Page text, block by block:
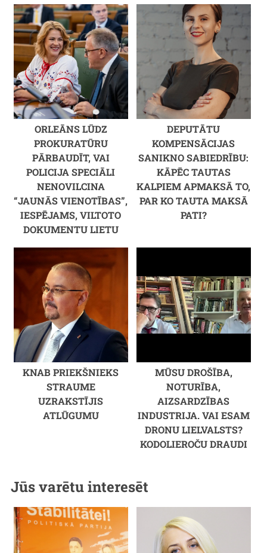
ORLEĀNS LŪDZ
PROKURATŪRU
PĀRBAUDĪT, VAI
POLICIJA SPECIĀLI
NENOVILCINA
“JAUNĀS VIENOTĪBAS”,
IESPĒJAMS, VILTOTO
DOKUMENTU LIETU
DEPUTĀTU
KOMPENSĀCIJAS
SANIKNO SABIEDRĪBU:
KĀPĒC TAUTAS
KALPIEM APMAKSĀ TO,
PAR KO TAUTA MAKSĀ
PATI?
KNAB PRIEKŠNIEKS
STRAUME
UZRAKSTĪJIS
ATLŪGUMU
MŪSU DROŠĪBA,
NOTURĪBA,
AIZSARDZĪBAS
INDUSTRIJA. VAI ESAM
DRONU LIELVALSTS?
KODOLIEROČU DRAUDI
Jūs varētu interesēt